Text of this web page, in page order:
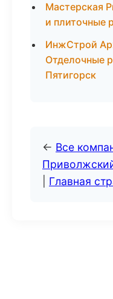
Мастерская
и плиточные
ИнжСтрой
Отделочные
Пятигорск
← Все
Главная